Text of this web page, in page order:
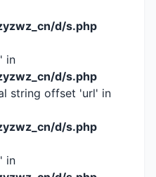
d/s.php
in
d/s.php
string offset 'url' in
d/s.php
in